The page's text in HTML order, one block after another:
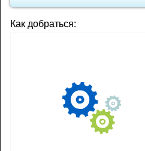
Как добраться: